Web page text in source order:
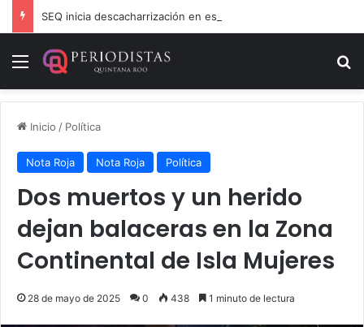
Menú
Inicio / Política
Nota Roja Nota Roja Política
Dos muertos y un herido
dejan balaceras en la Zona
Continental de Isla Mujeres
28 de mayo de 2025 0 438 1 minuto de lectura